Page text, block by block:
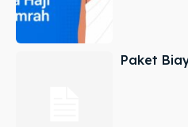
Paket